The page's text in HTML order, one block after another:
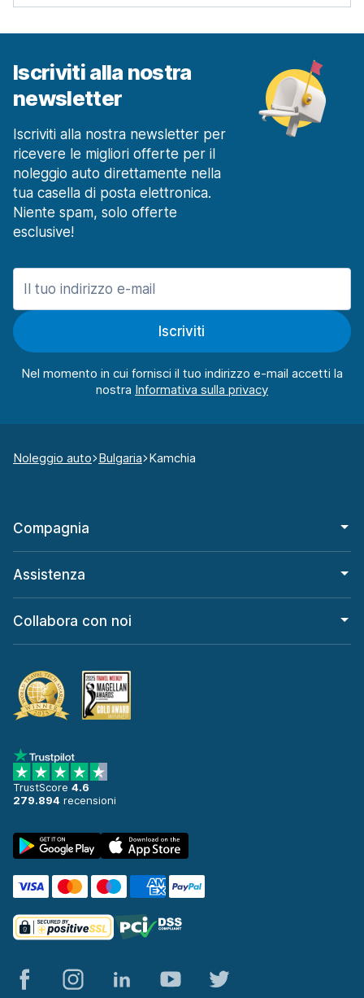
Iscriviti alla nostra
newsletter
Iscriviti alla nostra newsletter per
ricevere le migliori offerte per il
noleggio auto direttamente nella
tua casella di posta elettronica.
Niente spam, solo offerte
esclusive!
Iscriviti
Nel momento in cui fornisci il tuo indirizzo e-mail accetti la
nostra
Noleggio auto Bulgaria Kamchia
Compagnia
Assistenza
Collabora con noi
TrustScore 4.6
279.894 recensioni